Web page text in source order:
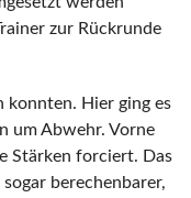
zur Rückrunde
konnten. Hier ging es
um Abwehr. Vorne
Stärken forciert. Das
berechenbarer,